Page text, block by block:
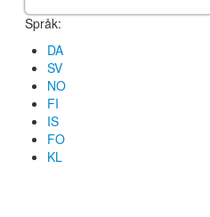
Språk:
DA
SV
NO
FI
IS
FO
KL